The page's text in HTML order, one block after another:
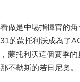
是中場指揮官的角
的蒙托利沃成為了
蒙托利沃這個賽季
不勒斯的若日尼奧。